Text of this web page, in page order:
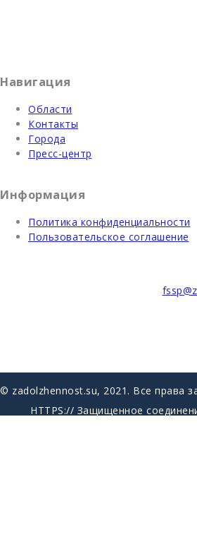
Навигация
Области
Контакты
Города
Пресс-центр
Информация
Политика конфиденциальности
Пользовательское соглашение
© zadolzhennost.su, 2021. Все права
HTTPS:// Защищенное